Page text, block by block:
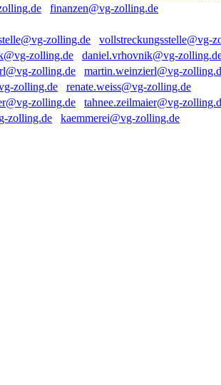
finanzen@vg-zolling.de
vollstreckungsstelle@vg-
daniel.vrhovnik@vg-
martin.weinzierl@vg-
renate.weiss@vg-zolling.de
tahnee.zeilmaier@vg-
kaemmerei@vg-zolling.de